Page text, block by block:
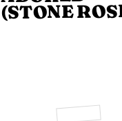
(STONE